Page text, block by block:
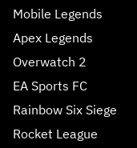
Mobile Legends
Apex Legends
Overwatch 2
EA Sports FC
Rainbow Six Siege
Rocket League